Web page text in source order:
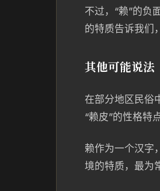
不过，“赖”的负
的特质告诉我们
其他可能说法
在部分地区民俗
“赖皮”的性格特
赖作为一个汉字
境的特质，最为